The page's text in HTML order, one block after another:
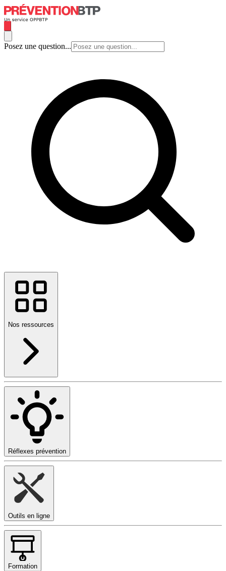
Posez une question...
Nos ressources
Réflexes prévention
Outils en ligne
Formation